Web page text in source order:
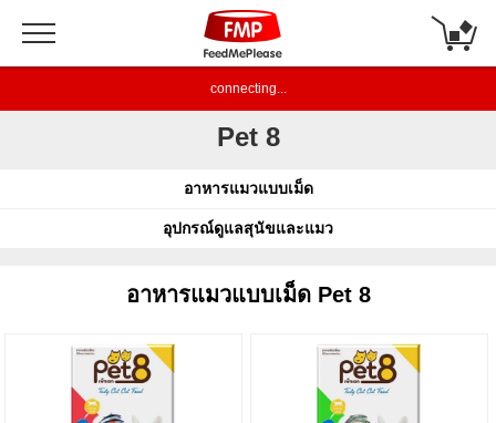
connecting...
Pet 8
อาหารแมวแบบเม็ด
อุปกรณ์ดูแลสุนัขและแมว
อาหารแมวแบบเม็ด Pet 8